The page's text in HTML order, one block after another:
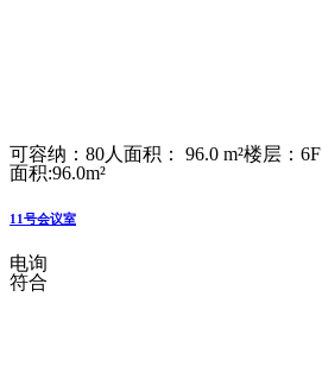
可容纳：80人 面积： 96.0 m²楼层：6F
面积:96.0m²
11号会议室
电询
符合